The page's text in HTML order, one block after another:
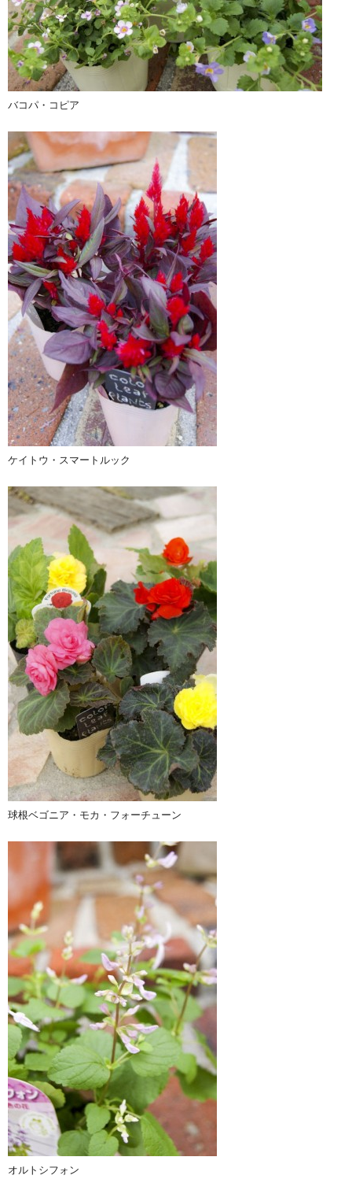
バコパ・コピア
ケイトウ・スマートルック
球根ベゴニア・モカ・フォーチューン
オルトシフォン